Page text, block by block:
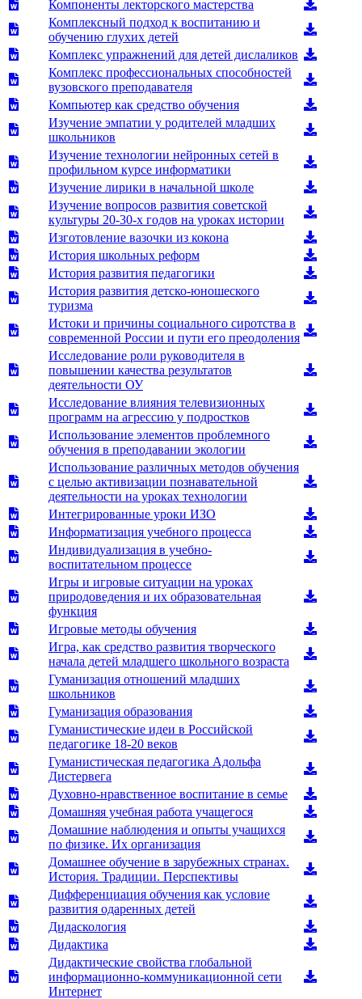
Компоненты лекторского мастерства
Комплексный подход к воспитанию и
обучению глухих детей
Комплекс упражнений для детей дислаликов
Комплекс профессиональных способностей
вузовского преподавателя
Компьютер как средство обучения
Изучение эмпатии у родителей младших
школьников
Изучение технологии нейронных сетей в
профильном курсе информатики
Изучение лирики в начальной школе
Изучение вопросов развития советской
культуры 20-30-х годов на уроках истории
Изготовление вазочки из кокона
История школьных реформ
История развития педагогики
История развития детско-юношеского
туризма
Истоки и причины социального сиротства в
современной России и пути его преодоления
Исследование роли руководителя в
повышении качества результатов
деятельности ОУ
Исследование влияния телевизионных
программ на агрессию у подростков
Использование элементов проблемного
обучения в преподавании экологии
Использование различных методов обучения
с целью активизации познавательной
деятельности на уроках технологии
Интегрированные уроки ИЗО
Информатизация учебного процесса
Индивидуализация в учебно-
воспитательном процессе
Игры и игровые ситуации на уроках
природоведения и их образовательная
функция
Игровые методы обучения
Игра, как средство развития творческого
начала детей младшего школьного возраста
Гуманизация отношений младших
школьников
Гуманизация образования
Гуманистические идеи в Российской
педагогике 18-20 веков
Гуманистическая педагогика Адольфа
Дистервега
Духовно-нравственное воспитание в семье
Домашняя учебная работа учащегося
Домашние наблюдения и опыты учащихся
по физике. Их организация
Домашнее обучение в зарубежных странах.
История. Традиции. Перспективы
Дифференциация обучения как условие
развития одаренных детей
Дидаскология
Дидактика
Дидактические свойства глобальной
информационно-коммуникационной сети
Интернет